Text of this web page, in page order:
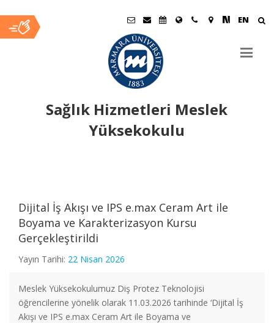
EN
Sağlık Hizmetleri Meslek
Yüksekokulu
İçerikDijital İş Akışı ve IPS e.max Ceram Art ile
Boyama ve Karakterizasyon Kursu
Gerçekleştirildi
Yayın Tarihi: 22 Nisan 2026
Meslek Yüksekokulumuz Diş Protez Teknolojisi
öğrencilerine yönelik olarak 11.03.2026 tarihinde ‘Dijital İş
Akışı ve IPS e.max Ceram Art ile Boyama ve